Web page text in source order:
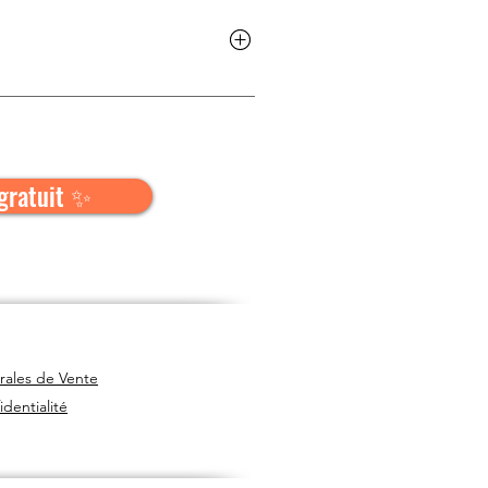
aspects plus théoriques, des
✨
de Vente